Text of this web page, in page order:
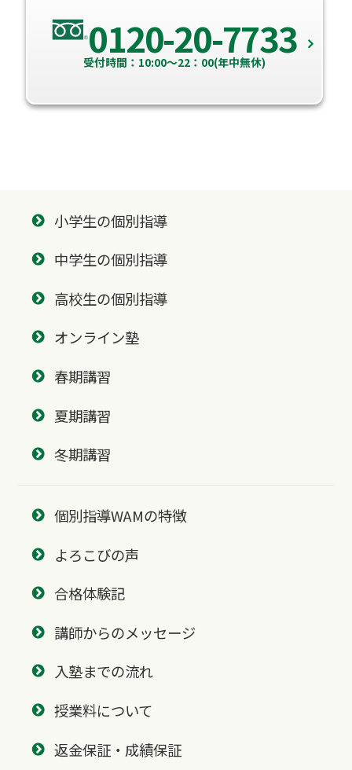
0120-20-7733
受付時間：10:00～22：00(年中無休)
小学生の個別指導
中学生の個別指導
高校生の個別指導
オンライン塾
春期講習
夏期講習
冬期講習
個別指導WAMの特徴
よろこびの声
合格体験記
講師からのメッセージ
入塾までの流れ
授業料について
返金保証・成績保証